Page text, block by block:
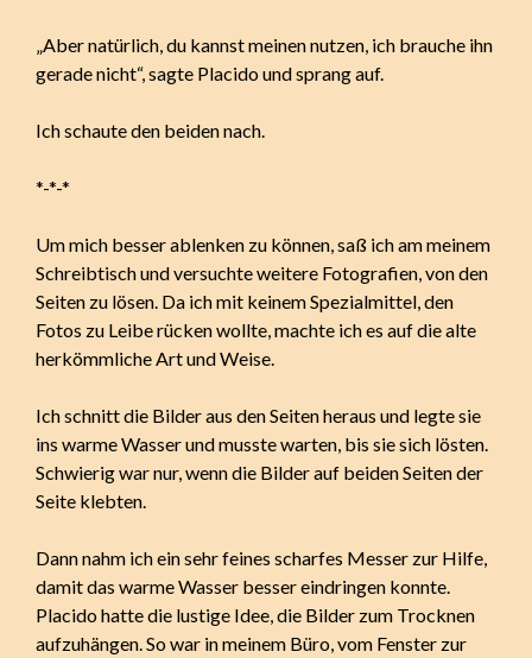
„Aber natürlich, du kannst meinen nutzen, ich brauche ihn
gerade nicht“, sagte Placido und sprang auf.
Ich schaute den beiden nach.
*-*-*
Um mich besser ablenken zu können, saß ich am meinem
Schreibtisch und versuchte weitere Fotografien, von den
Seiten zu lösen. Da ich mit keinem Spezialmittel, den
Fotos zu Leibe rücken wollte, machte ich es auf die alte
herkömmliche Art und Weise.
Ich schnitt die Bilder aus den Seiten heraus und legte sie
ins warme Wasser und musste warten, bis sie sich lösten.
Schwierig war nur, wenn die Bilder auf beiden Seiten der
Seite klebten.
Dann nahm ich ein sehr feines scharfes Messer zur Hilfe,
damit das warme Wasser besser eindringen konnte.
Placido hatte die lustige Idee, die Bilder zum Trocknen
aufzuhängen. So war in meinem Büro, vom Fenster zur